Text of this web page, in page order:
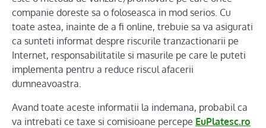
companie doreste sa o foloseasca in mod serios. Cu
toate astea, inainte de a fi online, trebuie sa va asigurati
ca sunteti informat despre riscurile tranzactionarii pe
Internet, responsabilitatile si masurile pe care le puteti
implementa pentru a reduce riscul afacerii
dumneavoastra.
Avand toate aceste informatii la indemana, probabil ca
va intrebati ce taxe si comisioane percepe EuPlatesc.ro